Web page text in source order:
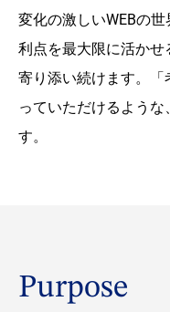
変化の激しいWEBの
利点を最大限に活か
寄り添い続けます。
っていただけるよう
す。
Purpose